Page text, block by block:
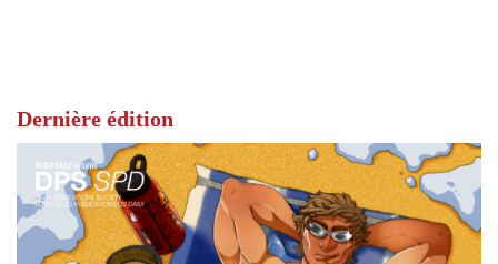
Dernière édition